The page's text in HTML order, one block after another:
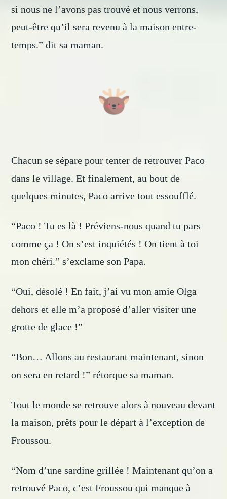
si nous ne l’avons pas trouvé et nous verrons,
peut-être qu’il sera revenu à la maison entre-
temps.” dit sa maman.
Chacun se sépare pour tenter de retrouver Paco
dans le village. Et finalement, au bout de
quelques minutes, Paco arrive tout essoufflé.
“Paco ! Tu es là ! Préviens-nous quand tu pars
comme ça ! On s’est inquiétés ! On tient à toi
mon chéri.” s’exclame son Papa.
“Oui, désolé ! En fait, j’ai vu mon amie Olga
dehors et elle m’a proposé d’aller visiter une
grotte de glace !”
“Bon… Allons au restaurant maintenant, sinon
on sera en retard !” rétorque sa maman.
Tout le monde se retrouve alors à nouveau devant
la maison, prêts pour le départ à l’exception de
Froussou.
“Nom d’une sardine grillée ! Maintenant qu’on a
retrouvé Paco, c’est Froussou qui manque à